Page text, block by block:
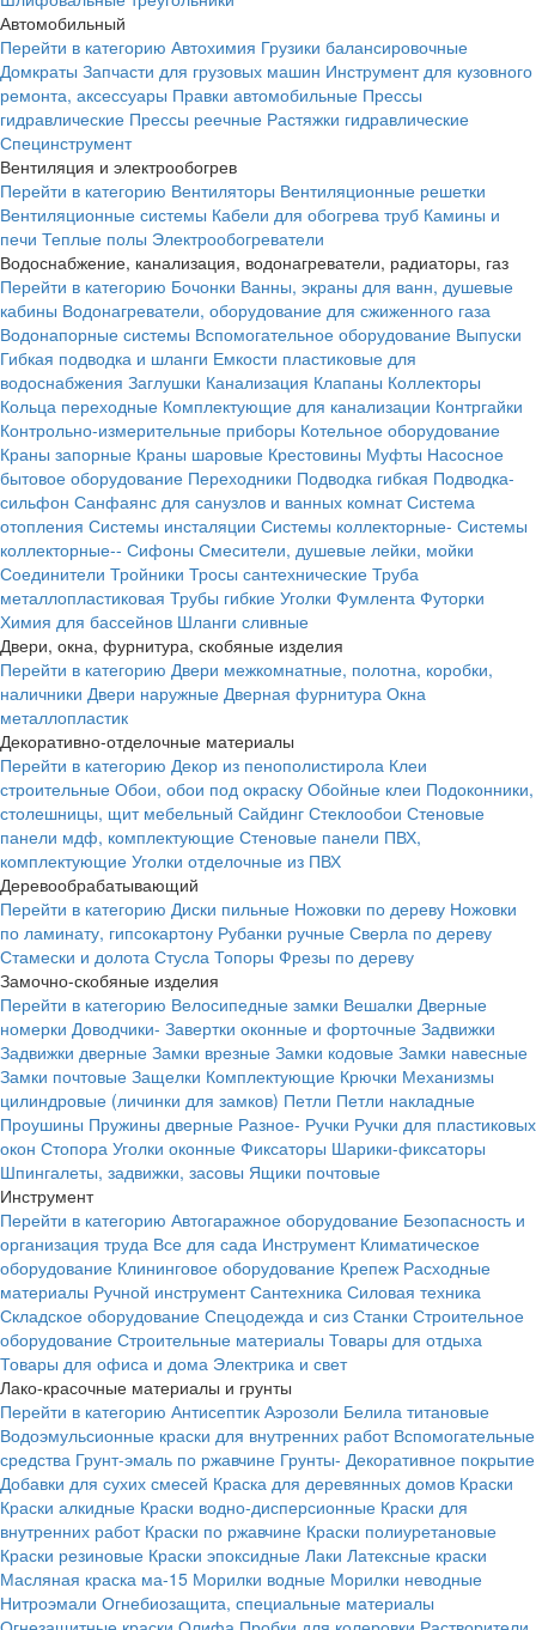
Автомобильный
Перейти в категорию Автохимия Грузики балансировочные
Домкраты Запчасти для грузовых машин Инструмент для кузовного
ремонта, аксессуары Правки автомобильные Прессы
гидравлические Прессы реечные Растяжки гидравлические
Специнструмент
Вентиляция и электрообогрев
Перейти в категорию Вентиляторы Вентиляционные решетки
Вентиляционные системы Кабели для обогрева труб Камины и
печи Теплые полы Электрообогреватели
Водоснабжение, канализация, водонагреватели, радиаторы, газ
Перейти в категорию Бочонки Ванны, экраны для ванн, душевые
кабины Водонагреватели, оборудование для сжиженного газа
Водонапорные системы Вспомогательное оборудование Выпуски
Гибкая подводка и шланги Емкости пластиковые для
водоснабжения Заглушки Канализация Клапаны Коллекторы
Кольца переходные Комплектующие для канализации Контргайки
Контрольно-измерительные приборы Котельное оборудование
Краны запорные Краны шаровые Крестовины Муфты Насосное
бытовое оборудование Переходники Подводка гибкая Подводка-
сильфон Санфаянс для санузлов и ванных комнат Система
отопления Системы инсталяции Системы коллекторные- Системы
коллекторные-- Сифоны Смесители, душевые лейки, мойки
Соединители Тройники Тросы сантехнические Труба
металлопластиковая Трубы гибкие Уголки Фумлента Футорки
Химия для бассейнов Шланги сливные
Двери, окна, фурнитура, скобяные изделия
Перейти в категорию Двери межкомнатные, полотна, коробки,
наличники Двери наружные Дверная фурнитура Окна
металлопластик
Декоративно-отделочные материалы
Перейти в категорию Декор из пенополистирола Клеи
строительные Обои, обои под окраску Обойные клеи Подоконники,
столешницы, щит мебельный Сайдинг Стеклообои Стеновые
панели мдф, комплектующие Стеновые панели ПВХ,
комплектующие Уголки отделочные из ПВХ
Деревообрабатывающий
Перейти в категорию Диски пильные Ножовки по дереву Ножовки
по ламинату, гипсокартону Рубанки ручные Сверла по дереву
Стамески и долота Стусла Топоры Фрезы по дереву
Замочно-скобяные изделия
Перейти в категорию Велосипедные замки Вешалки Дверные
номерки Доводчики- Завертки оконные и форточные Задвижки
Задвижки дверные Замки врезные Замки кодовые Замки навесные
Замки почтовые Защелки Комплектующие Крючки Механизмы
цилиндровые (личинки для замков) Петли Петли накладные
Проушины Пружины дверные Разное- Ручки Ручки для пластиковых
окон Стопора Уголки оконные Фиксаторы Шарики-фиксаторы
Шпингалеты, задвижки, засовы Ящики почтовые
Инструмент
Перейти в категорию Автогаражное оборудование Безопасность и
организация труда Все для сада Инструмент Климатическое
оборудование Клининговое оборудование Крепеж Расходные
материалы Ручной инструмент Сантехника Силовая техника
Складское оборудование Спецодежда и сиз Станки Строительное
оборудование Строительные материалы Товары для отдыха
Товары для офиса и дома Электрика и свет
Лако-красочные материалы и грунты
Перейти в категорию Антисептик Аэрозоли Белила титановые
Водоэмульсионные краски для внутренних работ Вспомогательные
средства Грунт-эмаль по ржавчине Грунты- Декоративное покрытие
Добавки для сухих смесей Краска для деревянных домов Краски
Краски алкидные Краски водно-дисперсионные Краски для
внутренних работ Краски по ржавчине Краски полиуретановые
Краски резиновые Краски эпоксидные Лаки Латексные краски
Масляная краска ма-15 Морилки водные Морилки неводные
Нитроэмали Огнебиозащита, специальные материалы